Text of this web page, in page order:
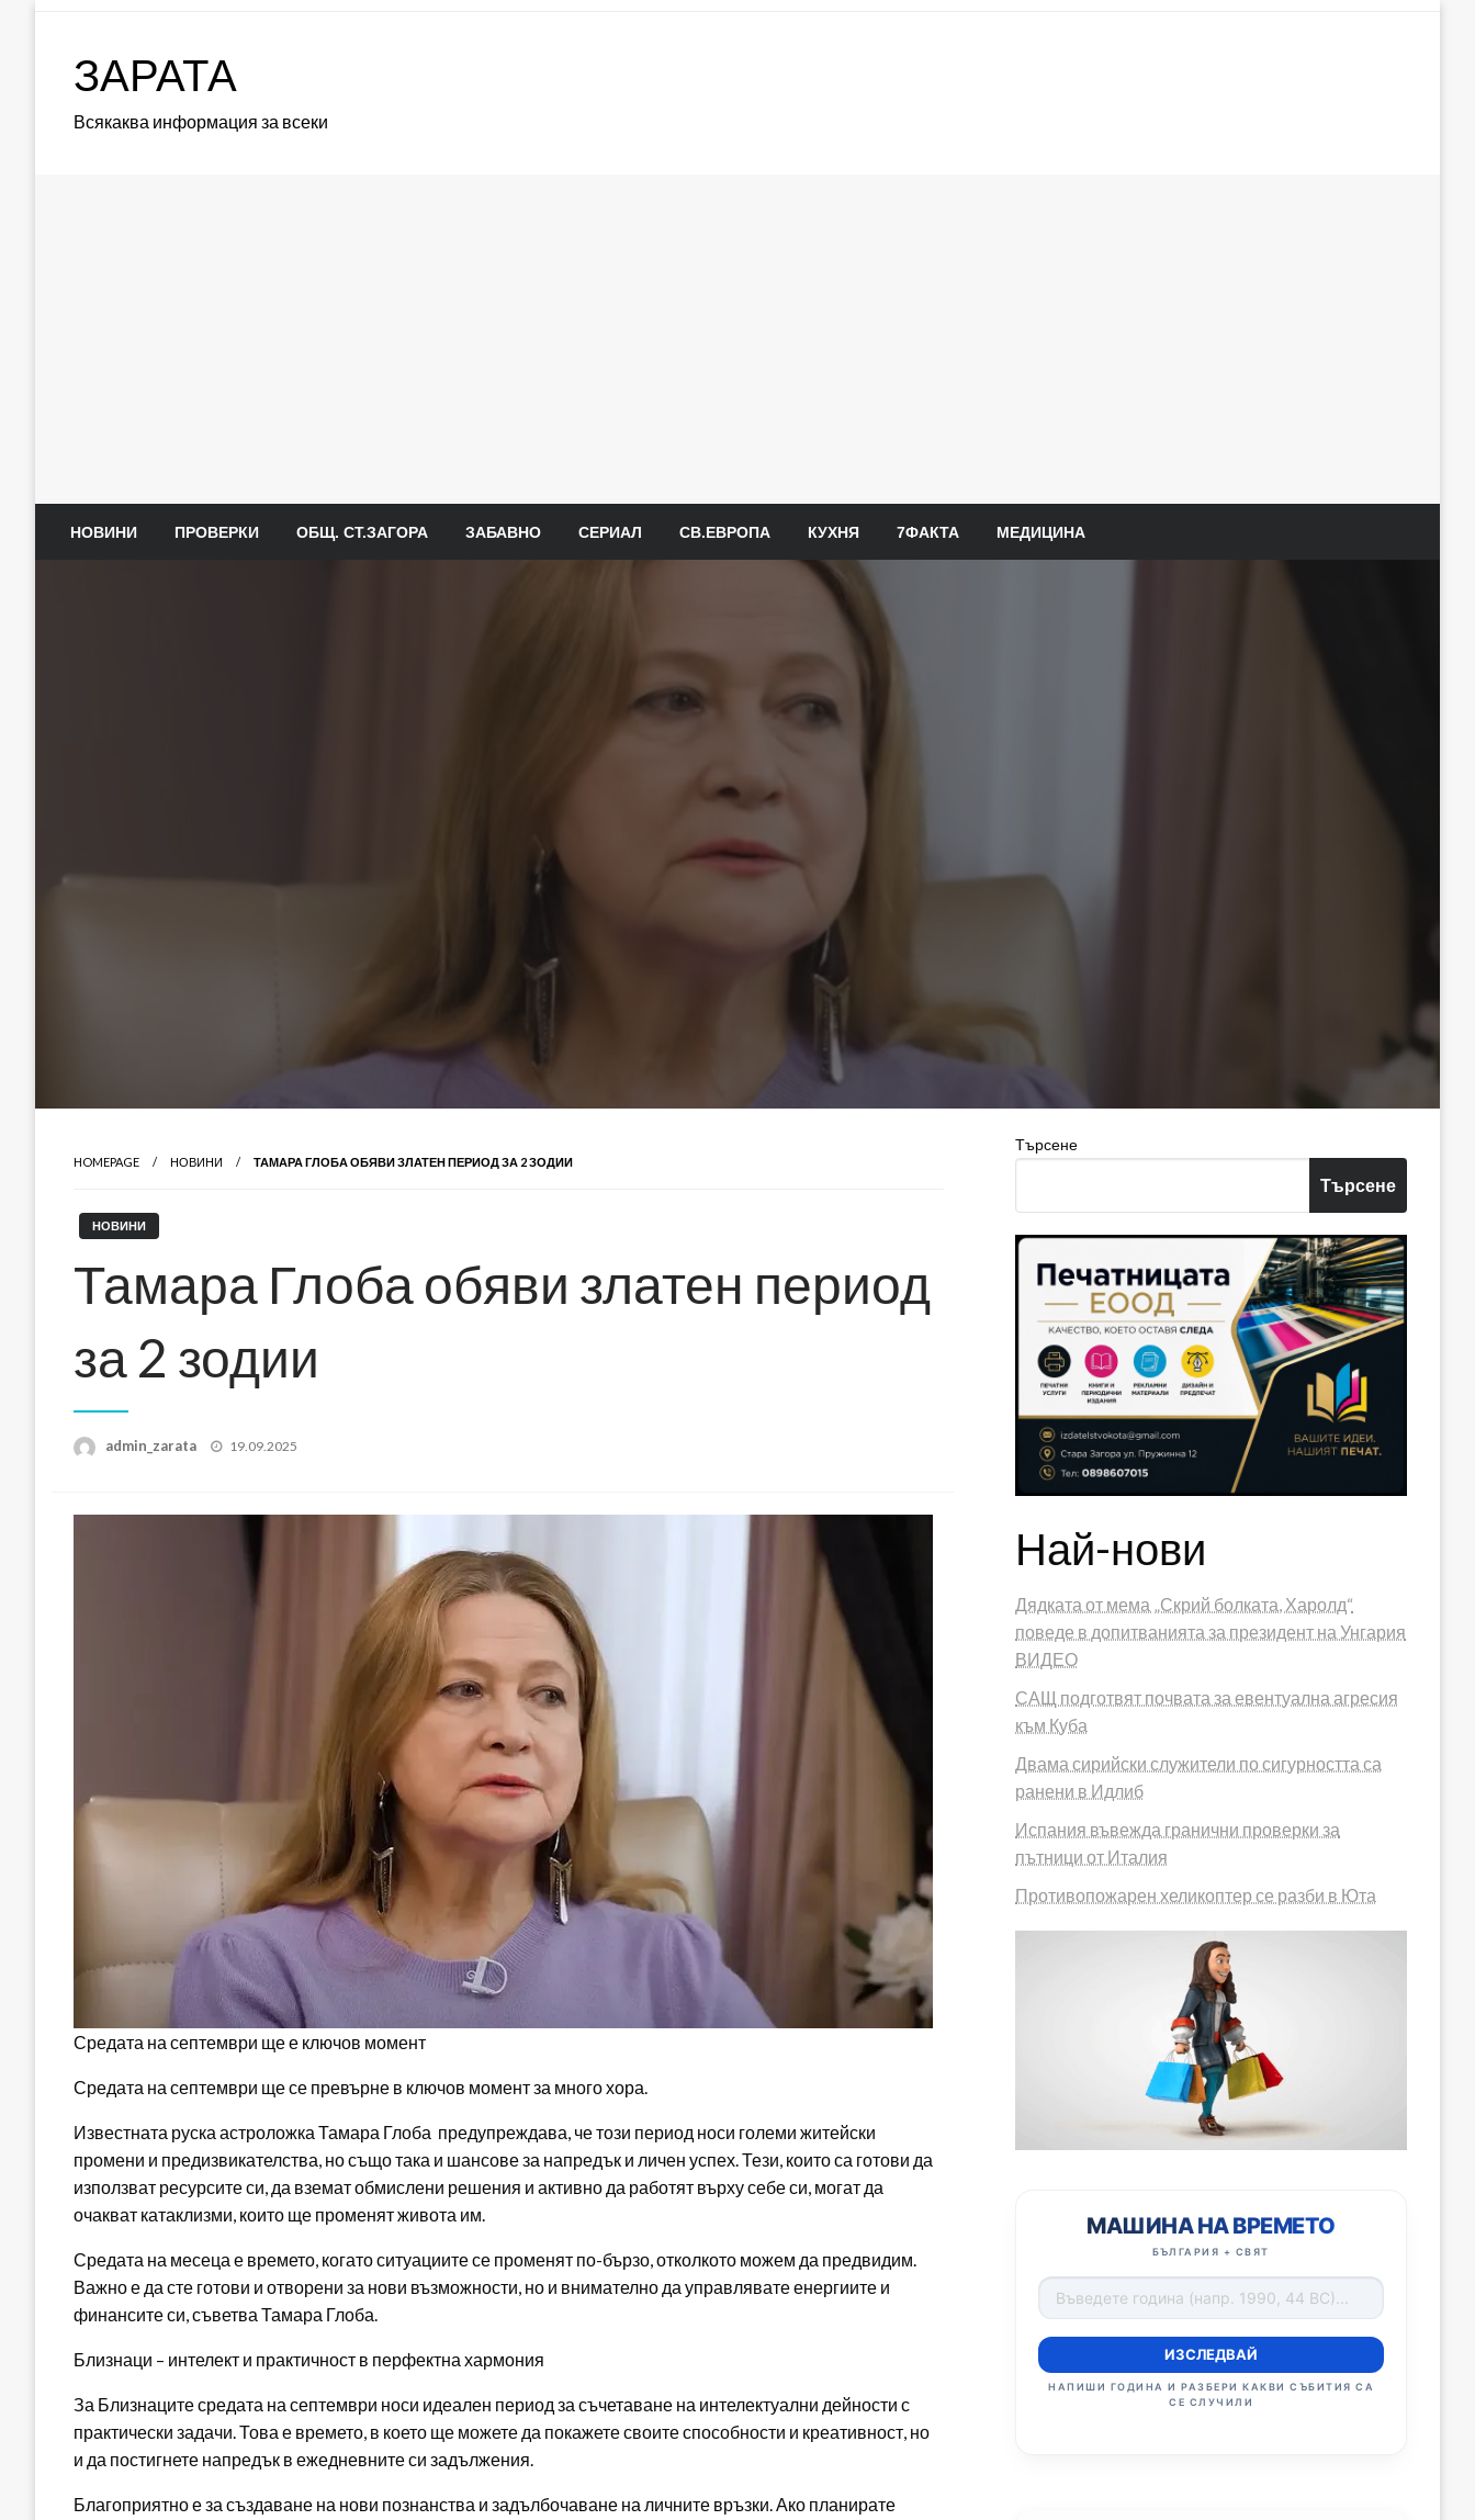
ЗАРАТА
Всякаква информация за всеки
НОВИНИ ПРОВЕРКИ ОБЩ. СТ.ЗАГОРА ЗАБАВНО СЕРИАЛ СВ.ЕВРОПА КУХНЯ 7ФАКТА МЕДИЦИНА
HOMEPAGE НОВИНИ ТАМАРА ГЛОБА ОБЯВИ ЗЛАТЕН ПЕРИОД ЗА 2 ЗОДИИ
НОВИНИ
Тамара Глоба обяви златен период
за 2 зодии
admin_zarata
Posted
19.09.2025
Средата на септември ще е ключов момент
Средата на септември ще се превърне в ключов момент за много хора.
Известната руска астроложка Тамара Глоба предупреждава, че този период носи големи житейски
промени и предизвикателства, но също така и шансове за напредък и личен успех. Тези, които са готови да
използват ресурсите си, да вземат обмислени решения и активно да работят върху себе си, могат да
очакват катаклизми, които ще променят живота им.
Средата на месеца е времето, когато ситуациите се променят по-бързо, отколкото можем да предвидим.
Важно е да сте готови и отворени за нови възможности, но и внимателно да управлявате енергиите и
финансите си, съветва Тамара Глоба.
Близнаци – интелект и практичност в перфектна хармония
За Близнаците средата на септември носи идеален период за съчетаване на интелектуални дейности с
практически задачи. Това е времето, в което ще можете да покажете своите способности и креативност, но
и да постигнете напредък в ежедневните си задължения.
Благоприятно е за създаване на нови познанства и задълбочаване на личните връзки. Ако планирате
Търсене
Търсене
Най-нови
Дядката от мема „Скрий болката, Харолд“
поведе в допитванията за президент на Унгария
ВИДЕО
САЩ подготвят почвата за евентуална агресия
към Куба
Двама сирийски служители по сигурността са
ранени в Идлиб
Испания въвежда гранични проверки за
пътници от Италия
Противопожарен хеликоптер се разби в Юта
МАШИНА НА ВРЕМЕТО
БЪЛГАРИЯ + СВЯТ
ИЗСЛЕДВАЙ
НАПИШИ ГОДИНА И РАЗБЕРИ КАКВИ СЪБИТИЯ СА
СЕ СЛУЧИЛИ